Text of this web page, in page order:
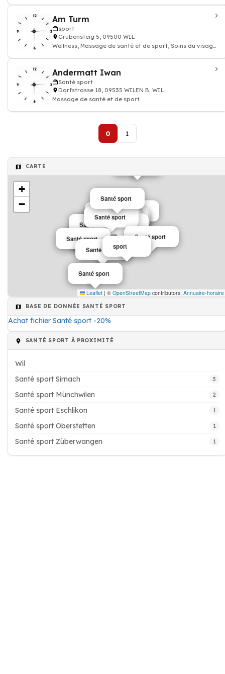
Am Turm
sport
Grubensteig 5, 09500 WIL
Wellness, Massage de santé et de sport, Soins du visage
Andermatt Iwan
Santé sport
Dorfstrasse 18, 09535 WILEN B. WIL
Massage de santé et de sport
0 1
CARTE
Santé sport
Santé sport
Santé sport
Santé sport
Santé sport
Santé sport
Santé sport
Santé sport
Santé sport
Santé sport
Santé sport
Santé sport
Santé sport
Santé sport
Santé sport
Santé sport
Santé sport
sport
Santé sport
+
−
Leaflet | © OpenStreetMap contributors, Annuaire-horaire
BASE DE DONNÉE SANTÉ SPORT
Achat fichier Santé sport -20%
SANTÉ SPORT À PROXIMITÉ
Wil
Santé sport Sirnach
3
Santé sport Münchwilen 2
Santé sport Eschlikon 1
Santé sport Oberstetten 1
Santé sport Züberwangen 1